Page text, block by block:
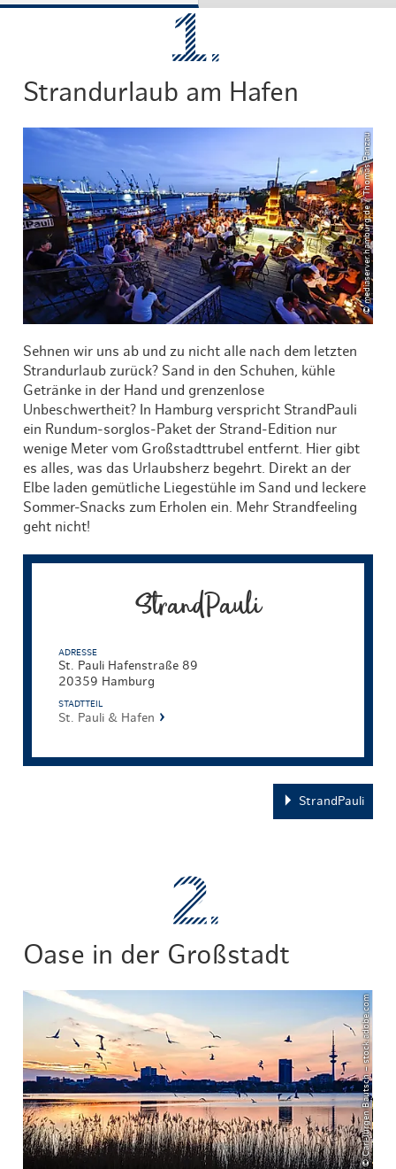
Strandurlaub am Hafen
© mediaserver.hamburg.de / Thomas Panzau
Sehnen wir uns ab und zu nicht alle nach dem letzten
Strandurlaub zurück? Sand in den Schuhen, kühle
Getränke in der Hand und grenzenlose
Unbeschwertheit? In Hamburg verspricht StrandPauli
ein Rundum-sorglos-Paket der Strand-Edition nur
wenige Meter vom Großstadttrubel entfernt. Hier gibt
es alles, was das Urlaubsherz begehrt. Direkt an der
Elbe laden gemütliche Liegestühle im Sand und leckere
Sommer-Snacks zum Erholen ein. Mehr Strandfeeling
geht nicht!
StrandPauli
ADRESSE
St. Pauli Hafenstraße 89
20359 Hamburg
STADTTEIL
St. Pauli & Hafen
StrandPauli
Oase in der Großstadt
© Carl-Jürgen Bautsch – stock.adobe.com